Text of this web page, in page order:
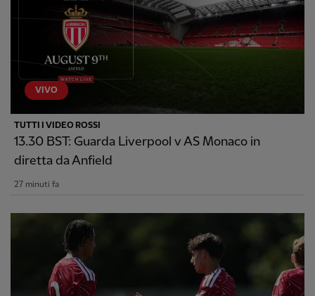
VIVO
TUTTI I VIDEO ROSSI
13.30 BST: Guarda Liverpool v AS Monaco in
diretta da Anfield
27 minuti fa